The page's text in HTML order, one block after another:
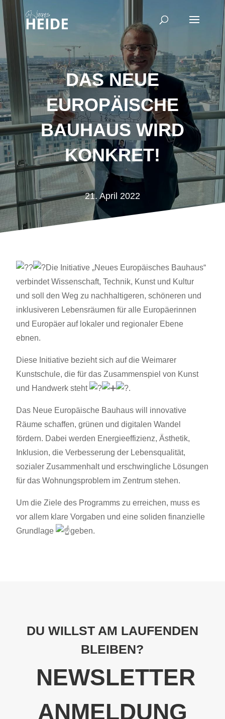
DAS NEUE
EUROPÄISCHE
BAUHAUS WIRD
KONKRET!
21. April 2022
Die Initiative „Neues Europäisches Bauhaus“
verbindet Wissenschaft, Technik, Kunst und Kultur
und soll den Weg zu nachhaltigeren, schöneren und
inklusiveren Lebensräumen für alle Europäerinnen
und Europäer auf lokaler und regionaler Ebene
ebnen.
Diese Initiative bezieht sich auf die Weimarer
Kunstschule, die für das Zusammenspiel von Kunst
und Handwerk steht
.
Das Neue Europäische Bauhaus will innovative
Räume schaffen, grünen und digitalen Wandel
fördern. Dabei werden Energieeffizienz, Ästhetik,
Inklusion, die Verbesserung der Lebensqualität,
sozialer Zusammenhalt und erschwingliche Lösungen
für das Wohnungsproblem im Zentrum stehen.
Um die Ziele des Programms zu erreichen, muss es
vor allem klare Vorgaben und eine soliden finanzielle
Grundlage
geben.
DU WILLST AM LAUFENDEN
BLEIBEN?
NEWSLETTER
ANMELDUNG